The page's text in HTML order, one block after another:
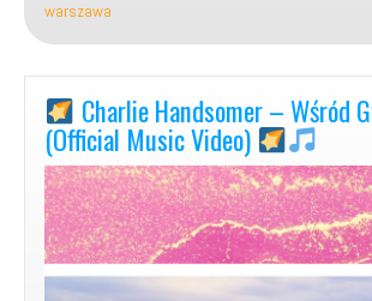
Cause
it’s
Christmas
time
(Official
Music
Video)
[Poland]
warszawa
Charlie Handsomer – Wśród
(Official Music Video)